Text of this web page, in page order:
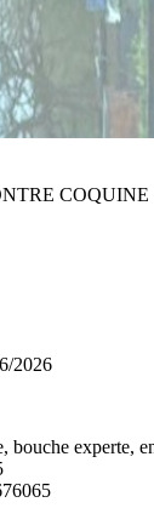
2026
bouche experte,